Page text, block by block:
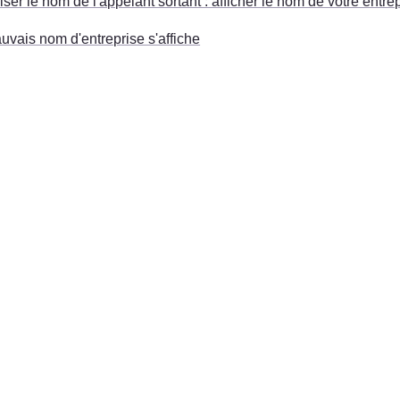
nom d'entreprise s'affiche